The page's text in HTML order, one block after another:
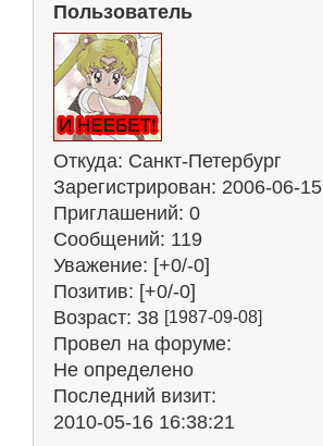
Пользователь
Откуда: Санкт-Петербург
Зарегистрирован: 2006-06-15
Приглашений: 0
Сообщений: 119
Уважение: [+0/-0]
Позитив: [+0/-0]
Возраст: 38 [1987-09-08]
Провел на форуме:
Не определено
Последний визит:
2010-05-16 16:38:21